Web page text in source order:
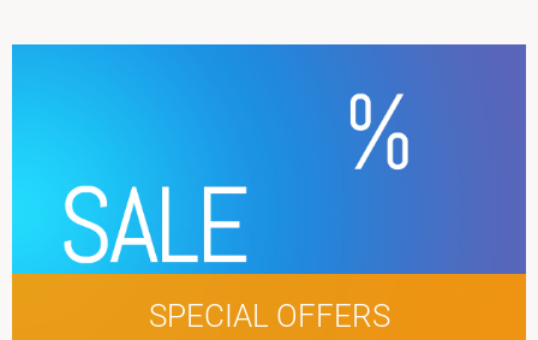
SPECIAL OFFERS